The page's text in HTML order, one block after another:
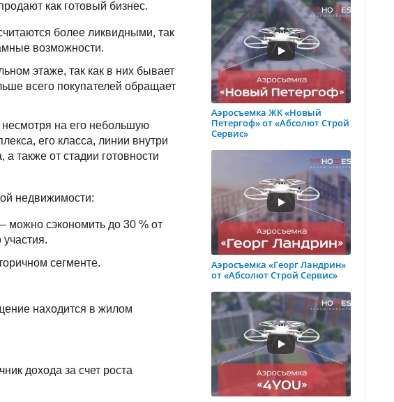
как готовый бизнес.
более ликвидными, так
возможности.
этаже, так как в них бывает
всего покупателей обращает
на его небольшую
его класса, линии внутри
также от стадии готовности
недвижимости:
можно сэкономить до 30 % от
сегменте.
находится в жилом
дохода за счет роста
Аэросъемка ЖК «Новый
Петергоф» от «Абсолют Строй
Сервис»
Аэросъемка «Георг Ландрин»
от «Абсолют Строй Сервис»